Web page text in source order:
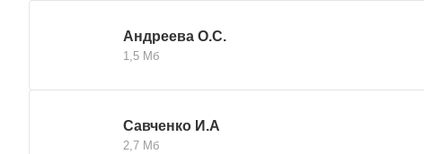
Андреева О.С.
1,5 Мб
Савченко И.А
2,7 Мб